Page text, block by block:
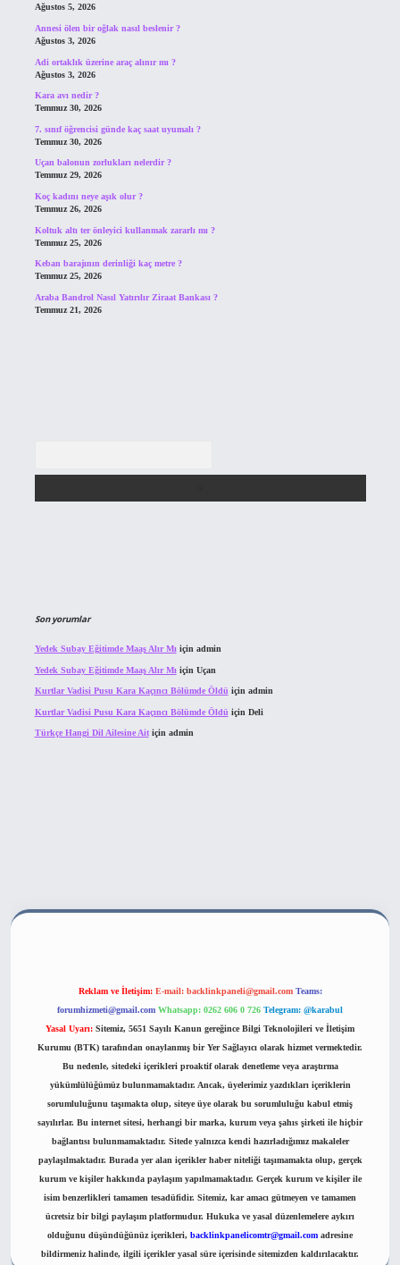
Ağustos 5, 2026
Annesi ölen bir oğlak nasıl beslenir ?
Ağustos 3, 2026
Adi ortaklık üzerine araç alınır mı ?
Ağustos 3, 2026
Kara avı nedir ?
Temmuz 30, 2026
7. sınıf öğrencisi günde kaç saat uyumalı ?
Temmuz 30, 2026
Uçan balonun zorlukları nelerdir ?
Temmuz 29, 2026
Koç kadını neye aşık olur ?
Temmuz 26, 2026
Koltuk altı ter önleyici kullanmak zararlı mı ?
Temmuz 25, 2026
Keban barajının derinliği kaç metre ?
Temmuz 25, 2026
Araba Bandrol Nasıl Yatırılır Ziraat Bankası ?
Temmuz 21, 2026
Son yorumlar
Yedek Subay Eğitimde Maaş Alır Mı için admin
Yedek Subay Eğitimde Maaş Alır Mı için Uçan
Kurtlar Vadisi Pusu Kara Kaçıncı Bölümde Öldü için admin
Kurtlar Vadisi Pusu Kara Kaçıncı Bölümde Öldü için Deli
Türkçe Hangi Dil Ailesine Aitiçin admin
Reklam ve İletişim: E-mail: backlinkpaneli@gmail.com Teams:
forumhizmeti@gmail.com Whatsapp: 0262 606 0 726 Telegram: @karabul
Yasal Uyarı: Sitemiz, 5651 Sayılı Kanun gereğince Bilgi Teknolojileri ve İletişim
Kurumu (BTK) tarafından onaylanmış bir Yer Sağlayıcı olarak hizmet vermektedir.
Bu nedenle, sitedeki içerikleri proaktif olarak denetleme veya araştırma
yükümlülüğümüz bulunmamaktadır. Ancak, üyelerimiz yazdıkları içeriklerin
sorumluluğunu taşımakta olup, siteye üye olarak bu sorumluluğu kabul etmiş
sayılırlar. Bu internet sitesi, herhangi bir marka, kurum veya şahıs şirketi ile hiçbir
bağlantısı bulunmamaktadır. Sitede yalnızca kendi hazırladığımız makaleler
paylaşılmaktadır. Burada yer alan içerikler haber niteliği taşımamakta olup, gerçek
kurum ve kişiler hakkında paylaşım yapılmamaktadır. Gerçek kurum ve kişiler ile
isim benzerlikleri tamamen tesadüfidir. Sitemiz, kar amacı gütmeyen ve tamamen
ücretsiz bir bilgi paylaşım platformudur. Hukuka ve yasal düzenlemelere aykırı
olduğunu düşündüğünüz içerikleri, backlinkpanelicomtr@gmail.com adresine
bildirmeniz halinde, ilgili içerikler yasal süre içerisinde sitemizden kaldırılacaktır.